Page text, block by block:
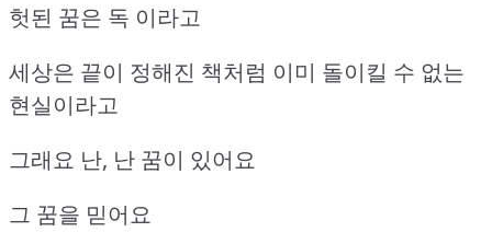
헛된 꿈은 독 이라고
세상은 끝이 정해진 책처럼 이미 돌이킬 수 없는
현실이라고
그래요 난, 난 꿈이 있어요
그 꿈을 믿어요